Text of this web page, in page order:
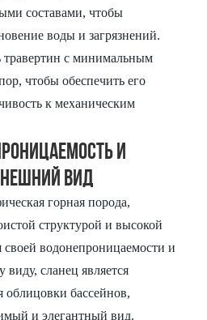
составами, чтобы
воды и загрязнений.
с минимальным
чтобы обеспечить его
к механическим
и
вид
горная порода,
структурой и высокой
своей водонепроницаемости и
сланец является
бассейнов,
и элегантный вид.